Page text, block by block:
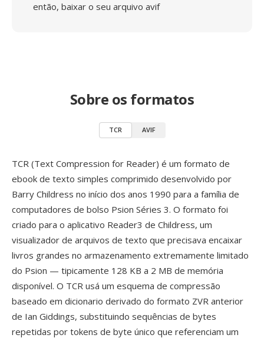
então, baixar o seu arquivo avif
Sobre os formatos
TCR AVIF
TCR (Text Compression for Reader) é um formato de
ebook de texto simples comprimido desenvolvido por
Barry Childress no início dos anos 1990 para a família de
computadores de bolso Psion Séries 3. O formato foi
criado para o aplicativo Reader3 de Childress, um
visualizador de arquivos de texto que precisava encaixar
livros grandes no armazenamento extremamente limitado
do Psion — tipicamente 128 KB a 2 MB de memória
disponível. O TCR usá um esquema de compressão
baseado em dicionario derivado do formato ZVR anterior
de Ian Giddings, substituindo sequências de bytes
repetidas por tokens de byte único que referenciam um